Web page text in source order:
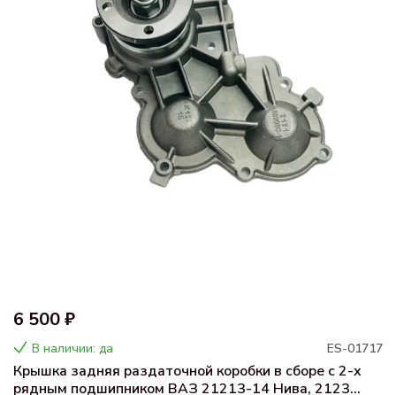
6 500 ₽
В наличии: да ES-01717
Крышка задняя раздаточной коробки в сборе с 2-х
рядным подшипником ВАЗ 21213-14 Нива, 2123